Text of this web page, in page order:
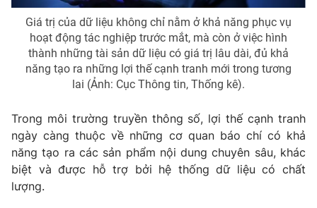
Giá trị của dữ liệu không chỉ nằm ở khả năng phục vụ
hoạt động tác nghiệp trước mắt, mà còn ở việc hình
thành những tài sản dữ liệu có giá trị lâu dài, đủ khả
năng tạo ra những lợi thế cạnh tranh mới trong tương
lai (Ảnh: Cục Thông tin, Thống kê).
Trong môi trường truyền thông số, lợi thế cạnh tranh
ngày càng thuộc về những cơ quan báo chí có khả
năng tạo ra các sản phẩm nội dung chuyên sâu, khác
biệt và được hỗ trợ bởi hệ thống dữ liệu có chất
lượng.